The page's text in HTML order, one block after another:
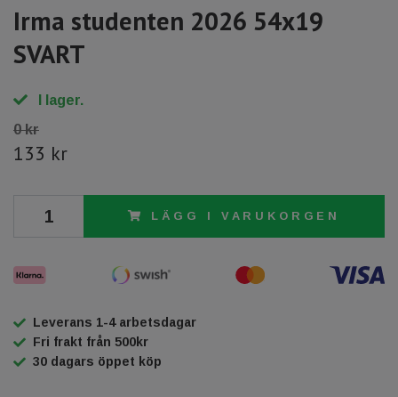
Irma studenten 2026 54x19
SVART
I lager.
0 kr
133 kr
LÄGG I VARUKORGEN
Leverans 1-4 arbetsdagar
Fri frakt från 500kr
30 dagars öppet köp